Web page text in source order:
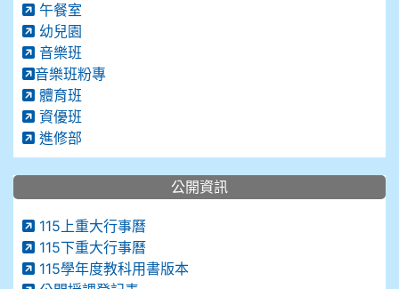
午餐室
幼兒園
音樂班
音樂班粉專
體育班
資優班
進修部
公開資訊
115上重大行事曆
115下重大行事曆
115學年度教科用書版本